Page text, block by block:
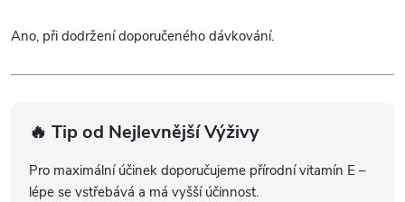
Ano, při dodržení doporučeného dávkování.
🔥 Tip od Nejlevnější Výživy
Pro maximální účinek doporučujeme přírodní vitamín E –
lépe se vstřebává a má vyšší účinnost.